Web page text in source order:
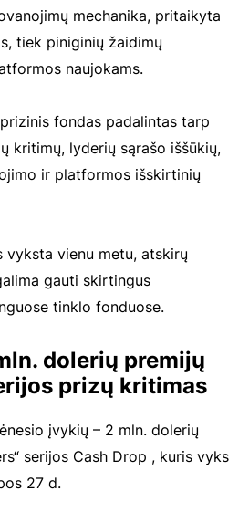
mechanika, pritaikyta
tiek piniginių žaidimų
naujokams.
fondas padalintas tarp
kritimų, lyderių sąrašo iššūkių,
ir platformos išskirtinių
vyksta vienu metu, atskirų
gauti skirtingus
tinklo fonduose.
dolerių premijų
prizų kritimas
įvykių – 2 mln. dolerių
serijos Cash Drop , kuris vyks
27 d.